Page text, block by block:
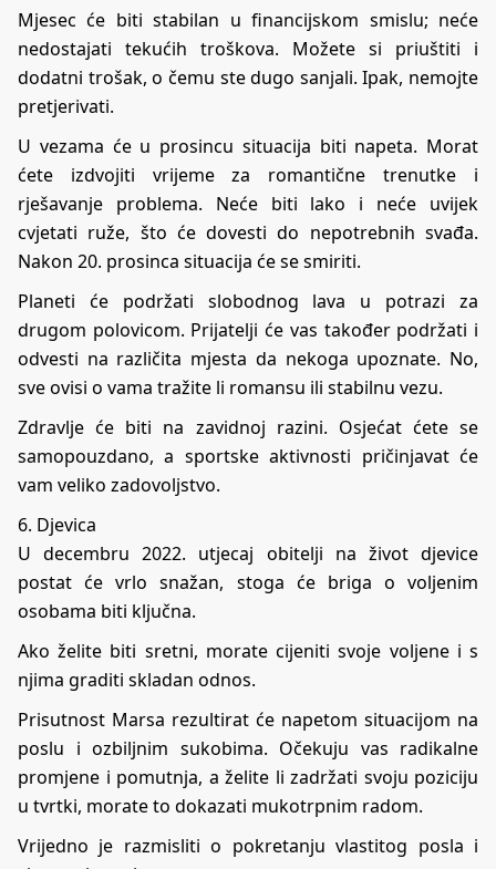
Mjesec će biti stabilan u financijskom smislu; neće
nedostajati tekućih troškova. Možete si priuštiti i
dodatni trošak, o čemu ste dugo sanjali. Ipak, nemojte
pretjerivati.
U vezama će u prosincu situacija biti napeta. Morat
ćete izdvojiti vrijeme za romantične trenutke i
rješavanje problema. Neće biti lako i neće uvijek
cvjetati ruže, što će dovesti do nepotrebnih svađa.
Nakon 20. prosinca situacija će se smiriti.
Planeti će podržati slobodnog lava u potrazi za
drugom polovicom. Prijatelji će vas također podržati i
odvesti na različita mjesta da nekoga upoznate. No,
sve ovisi o vama tražite li romansu ili stabilnu vezu.
Zdravlje će biti na zavidnoj razini. Osjećat ćete se
samopouzdano, a sportske aktivnosti pričinjavat će
vam veliko zadovoljstvo.
6. Djevica
U decembru 2022. utjecaj obitelji na život djevice
postat će vrlo snažan, stoga će briga o voljenim
osobama biti ključna.
Ako želite biti sretni, morate cijeniti svoje voljene i s
njima graditi skladan odnos.
Prisutnost Marsa rezultirat će napetom situacijom na
poslu i ozbiljnim sukobima. Očekuju vas radikalne
promjene i pomutnja, a želite li zadržati svoju poziciju
u tvrtki, morate to dokazati mukotrpnim radom.
Vrijedno je razmisliti o pokretanju vlastitog posla i